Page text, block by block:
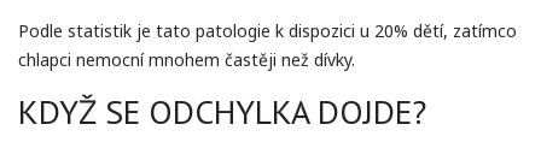
Podle statistik je tato patologie k dispozici u 20% dětí, zatímco
chlapci nemocní mnohem častěji než dívky.
KDYŽ SE ODCHYLKA DOJDE?